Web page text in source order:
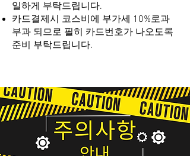
일하게 부탁드립니다.
카드결제시 코스비에 부가세 10%로과
부과 되므로 필히 카드번호가 나오도록
준비 부탁드립니다.